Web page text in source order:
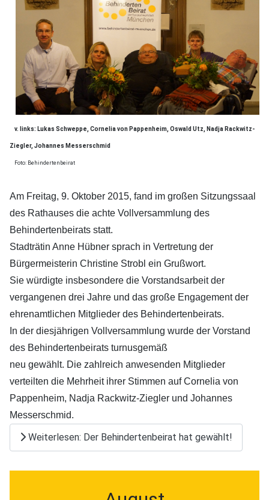
v. links: Lukas Schweppe, Cornelia von Pappenheim, Oswald Utz, Nadja Rackwitz-
Ziegler, Johannes Messerschmid
Foto: Behindertenbeirat
Am Freitag, 9. Oktober 2015, fand im großen Sitzungssaal
des Rathauses die achte Vollversammlung des
Behindertenbeirats statt.
Stadträtin Anne Hübner sprach in Vertretung der
Bürgermeisterin Christine Strobl ein Grußwort.
Sie würdigte insbesondere die Vorstandsarbeit der
vergangenen drei Jahre und das große Engagement der
ehrenamtlichen Mitglieder des Behindertenbeirats.
In der diesjährigen Vollversammlung wurde der Vorstand
des Behindertenbeirats turnusgemäß
neu gewählt. Die zahlreich anwesenden Mitglieder
verteilten die Mehrheit ihrer Stimmen auf Cornelia von
Pappenheim, Nadja Rackwitz-Ziegler und Johannes
Messerschmid.
Weiterlesen: Der Behindertenbeirat hat gewählt!